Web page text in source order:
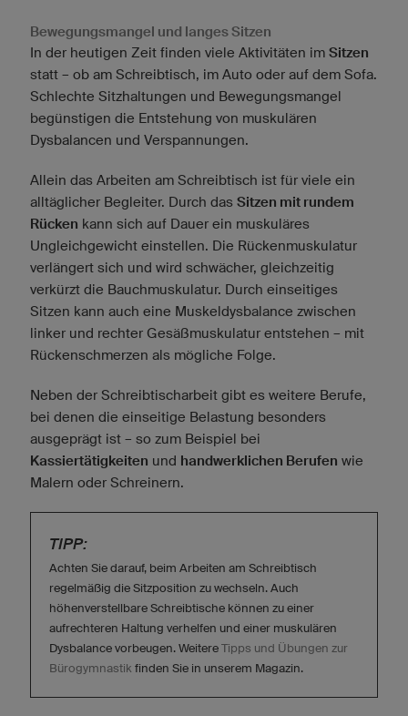
Bewegungsmangel und langes Sitzen
In der heutigen Zeit finden viele Aktivitäten im Sitzen
statt – ob am Schreibtisch, im Auto oder auf dem Sofa.
Schlechte Sitzhaltungen und Bewegungsmangel
begünstigen die Entstehung von muskulären
Dysbalancen und Verspannungen.
Allein das Arbeiten am Schreibtisch ist für viele ein
alltäglicher Begleiter. Durch das Sitzen mit rundem
Rücken kann sich auf Dauer ein muskuläres
Ungleichgewicht einstellen. Die Rückenmuskulatur
verlängert sich und wird schwächer, gleichzeitig
verkürzt die Bauchmuskulatur. Durch einseitiges
Sitzen kann auch eine Muskeldysbalance zwischen
linker und rechter Gesäßmuskulatur entstehen – mit
Rückenschmerzen als mögliche Folge.
Neben der Schreibtischarbeit gibt es weitere Berufe,
bei denen die einseitige Belastung besonders
ausgeprägt ist – so zum Beispiel bei
Kassiertätigkeiten und handwerklichen Berufen wie
Malern oder Schreinern.
TIPP:
Achten Sie darauf, beim Arbeiten am Schreibtisch
regelmäßig die Sitzposition zu wechseln. Auch
höhenverstellbare Schreibtische können zu einer
aufrechteren Haltung verhelfen und einer muskulären
Dysbalance vorbeugen. Weitere Tipps und Übungen zur
Bürogymnastik finden Sie in unserem Magazin.